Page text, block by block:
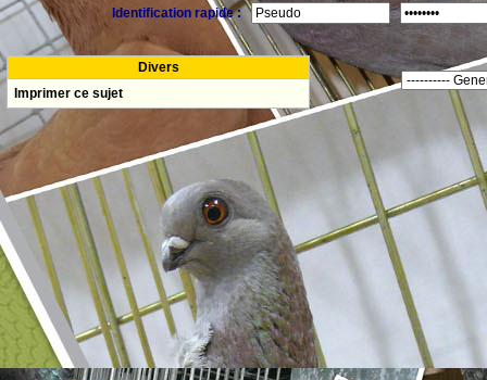
Identification rapide :
Divers
Imprimer ce sujet